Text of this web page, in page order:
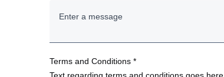
Terms and Conditions *